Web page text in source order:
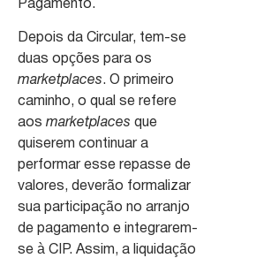
Pagamento.
Depois da Circular, tem-se
duas opções para os
marketplaces. O primeiro
caminho, o qual se refere
aos marketplaces que
quiserem continuar a
performar esse repasse de
valores, deverão formalizar
sua participação no arranjo
de pagamento e integrarem-
se à CIP. Assim, a liquidação